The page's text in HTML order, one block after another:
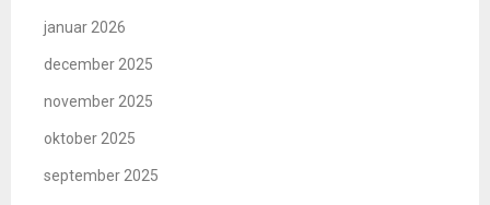
januar 2026
december 2025
november 2025
oktober 2025
september 2025